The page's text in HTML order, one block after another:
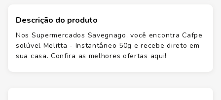
Descrição do produto
Nos Supermercados Savegnago, você encontra Cafpe
solúvel Melitta - Instantâneo 50g e recebe direto em
sua casa. Confira as melhores ofertas aqui!